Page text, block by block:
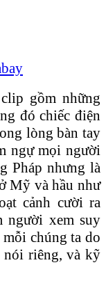
gồm những
đó chiếc điện
lòng bàn tay
ngự mọi người
Pháp nhưng là
Mỹ và hầu như
cảnh cười ra
người xem suy
chúng ta do
nói riêng, và kỹ